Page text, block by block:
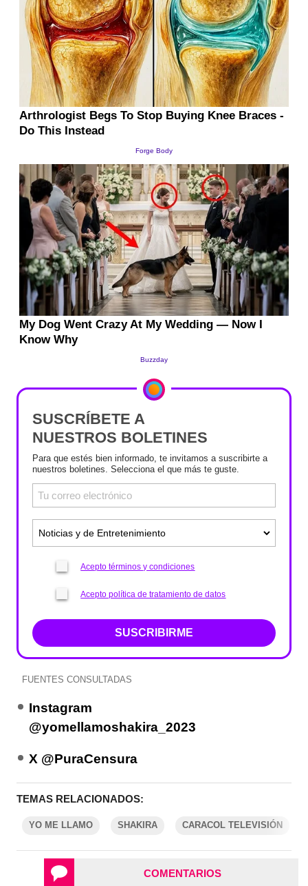
SUSCRÍBETE A
NUESTROS BOLETINES
Para que estés bien informado, te invitamos a suscribirte a
nuestros boletines. Selecciona el que más te guste.
Acepto términos y condiciones
Acepto política de tratamiento de datos
SUSCRIBIRME
FUENTES CONSULTADAS
Instagram
@yomellamoshakira_2023
X @PuraCensura
TEMAS RELACIONADOS:
YO ME LLAMO SHAKIRA CARACOL TELEVISIÓN
COMENTARIOS